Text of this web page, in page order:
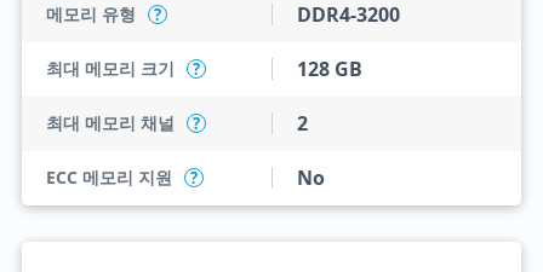
메모리 유형 ? DDR4-3200
최대 메모리 크기 ? 128 GB
최대 메모리 채널 ? 2
ECC 메모리 지원 ? No